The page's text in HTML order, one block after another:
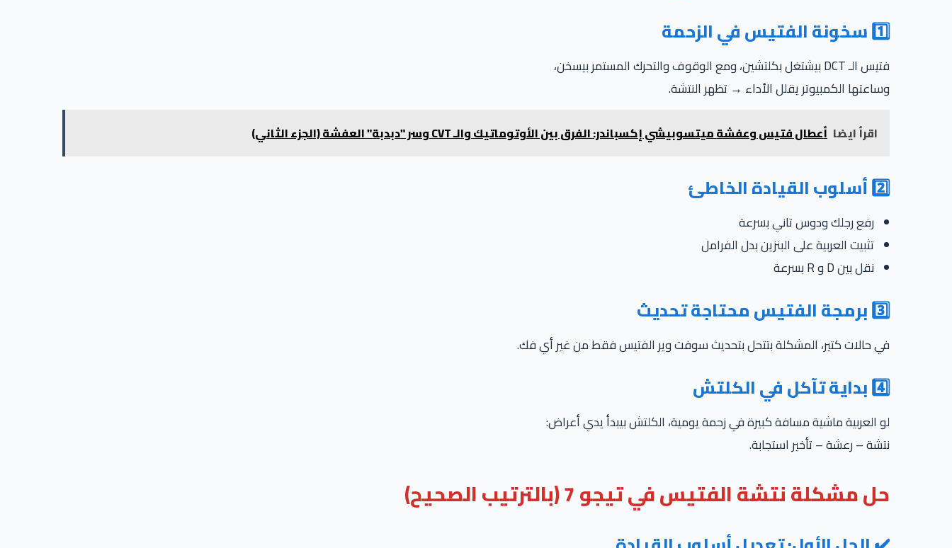
1️⃣ سخونة الفتيس في الزحمة
فتيس الـ DCT بيشتغل بكلتشين، ومع الوقوف والتحرك المستمر بيسخن،
وساعتها الكمبيوتر يقلل الأداء → تظهر النتشة.
اقرأ ايضا أعطال فتيس وعفشة ميتسوبيشي إكسباندر: الفرق بين الأوتوماتيك والـ CVT وسر "دبدبة" العفشة (الجزء الثاني)
2️⃣ أسلوب القيادة الخاطئ
رفع رجلك ودوس تاني بسرعة
تثبيت العربية على البنزين بدل الفرامل
نقل بين D و R بسرعة
3️⃣ برمجة الفتيس محتاجة تحديث
في حالات كتير، المشكلة بتتحل بتحديث سوفت وير الفتيس فقط من غير أي فك.
4️⃣ بداية تآكل في الكلتش
لو العربية ماشية مسافة كبيرة في زحمة يومية، الكلتش بيبدأ يدي أعراض:
نتشة – رعشة – تأخير استجابة.
حل مشكلة نتشة الفتيس في تيجو 7 (بالترتيب الصحيح)